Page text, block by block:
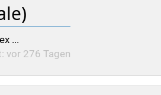
...
vor 276 Tagen